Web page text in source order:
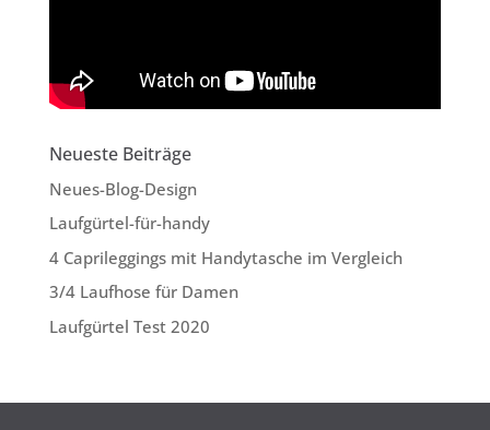
Neueste Beiträge
Neues-Blog-Design
Laufgürtel-für-handy
4 Caprileggings mit Handytasche im Vergleich
3/4 Laufhose für Damen
Laufgürtel Test 2020